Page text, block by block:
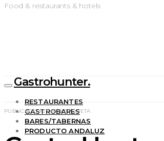
Food & restaurants & hotels
Gastrohunter.
RESTAURANTES
GASTROBARES
BARES/TABERNAS
PRODUCTO ANDALUZ
PUBLICACIONES POR ETIQUETA